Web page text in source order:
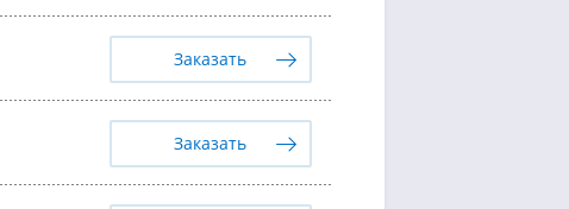
Заказать
Заказать